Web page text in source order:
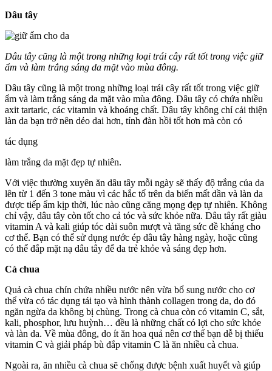
Dâu tây
Dâu tây cũng là một trong những loại trái cây rất tốt trong việc giữ
ẩm và làm trắng sáng da mặt vào mùa đông.
Dâu tây cũng là một trong những loại trái cây rất tốt trong việc giữ
ẩm và làm trắng sáng da mặt vào mùa đông. Dâu tây có chứa nhiều
axit tartaric, các vitamin và khoáng chất. Dâu tây không chỉ cải thiện
làn da bạn trở nên dẻo dai hơn, tính đàn hồi tốt hơn mà còn có
tác dụng
làm trắng da mặt đẹp tự nhiên.
Với việc thường xuyên ăn dâu tây mỗi ngày sẽ thấy độ trắng của da
lên từ 1 đến 3 tone màu vì các hắc tố trên da biến mất dần và làn da
được tiếp ẩm kịp thời, lúc nào cũng căng mọng đẹp tự nhiên. Không
chỉ vậy, dâu tây còn tốt cho cả tóc và sức khỏe nữa. Dâu tây rất giàu
vitamin A và kali giúp tóc dài suôn mượt và tăng sức đề kháng cho
cơ thể. Bạn có thể sử dụng nước ép dâu tây hàng ngày, hoặc cũng
có thể đắp mặt nạ dâu tây để da trẻ khỏe và sáng đẹp hơn.
Cà chua
Quả cà chua chín chứa nhiều nước nên vừa bổ sung nước cho cơ
thể vừa có tác dụng tái tạo và hình thành collagen trong da, do đó
ngăn ngừa da không bị chùng. Trong cà chua còn có vitamin C, sắt,
kali, phosphor, lưu huỳnh… đều là những chất có lợi cho sức khỏe
và làn da. Về mùa đông, do ít ăn hoa quả nên cơ thể bạn dễ bị thiếu
vitamin C và giải pháp bù đắp vitamin C là ăn nhiều cà chua.
Ngoài ra, ăn nhiều cà chua sẽ chống được bệnh xuất huyết và giúp